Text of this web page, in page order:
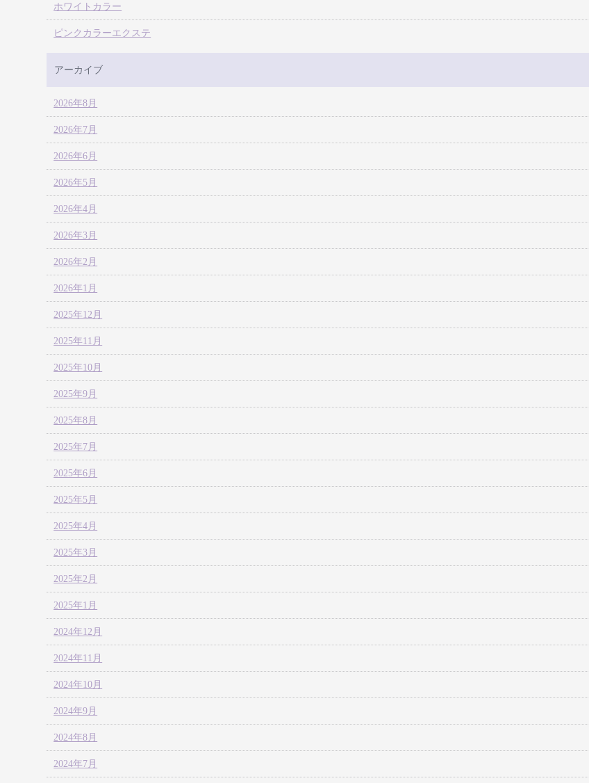
ホワイトカラー
ピンクカラーエクステ
アーカイブ
2026年8月
2026年7月
2026年6月
2026年5月
2026年4月
2026年3月
2026年2月
2026年1月
2025年12月
2025年11月
2025年10月
2025年9月
2025年8月
2025年7月
2025年6月
2025年5月
2025年4月
2025年3月
2025年2月
2025年1月
2024年12月
2024年11月
2024年10月
2024年9月
2024年8月
2024年7月